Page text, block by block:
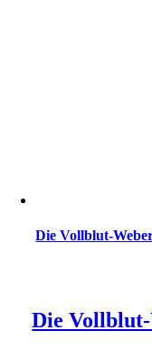
Die Vollblut-
Die